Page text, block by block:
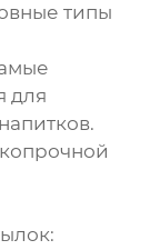
типы
для